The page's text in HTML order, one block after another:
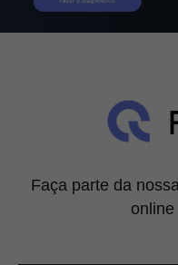
Faça parte da
online